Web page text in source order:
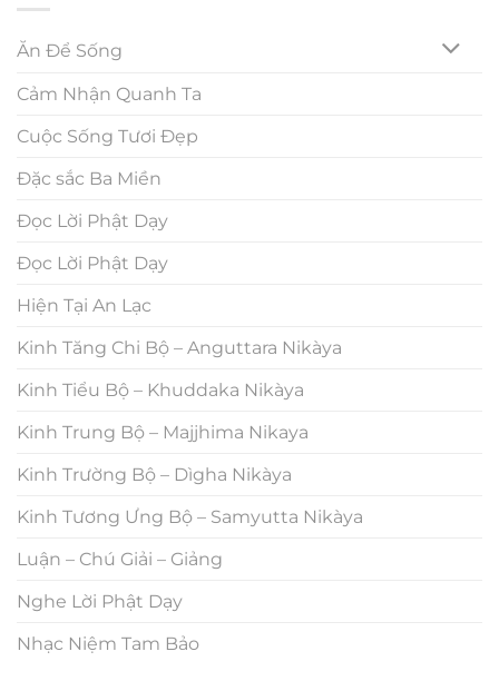
Ăn Để Sống
Cảm Nhận Quanh Ta
Cuộc Sống Tươi Đẹp
Đặc sắc Ba Miền
Đọc Lời Phật Dạy
Đọc Lời Phật Dạy
Hiện Tại An Lạc
Kinh Tăng Chi Bộ – Anguttara Nikàya
Kinh Tiểu Bộ – Khuddaka Nikàya
Kinh Trung Bộ – Majjhima Nikaya
Kinh Trường Bộ – Dìgha Nikàya
Kinh Tương Ưng Bộ – Samyutta Nikàya
Luận – Chú Giải – Giảng
Nghe Lời Phật Dạy
Nhạc Niệm Tam Bảo